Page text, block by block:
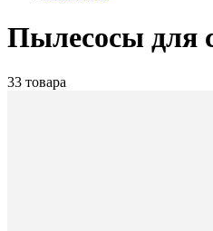
Пылесосы для
33 товара